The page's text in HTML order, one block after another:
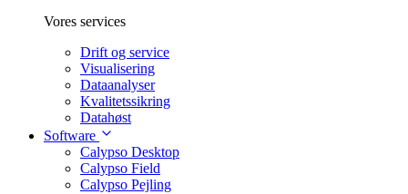
Vores services
Drift og service
Visualisering
Dataanalyser
Kvalitetssikring
Datahøst
Software
Calypso Desktop
Calypso Field
Calypso Pejling